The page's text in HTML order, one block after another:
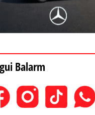
Balarm